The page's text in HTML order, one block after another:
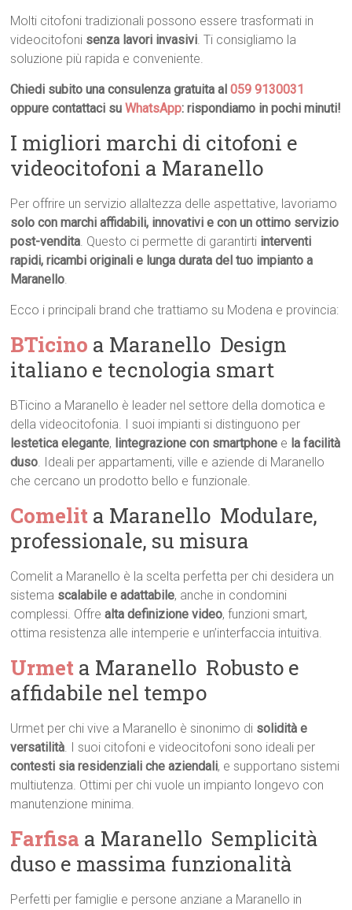
Molti citofoni tradizionali possono essere trasformati in
videocitofoni senza lavori invasivi. Ti consigliamo la
soluzione più rapida e conveniente.
Chiedi subito una consulenza gratuita al059 9130031
oppure contattaci suWhatsApp: rispondiamo in pochi minuti!
I migliori marchi di citofoni e
videocitofoni a Maranello
Per offrire un servizio allaltezza delle aspettative, lavoriamo
solo con marchi affidabili, innovativi e con un ottimo servizio
post-vendita. Questo ci permette di garantirti interventi
rapidi, ricambi originali e lunga durata del tuo impianto a
Maranello.
Ecco i principali brand che trattiamo su Modena e provincia:
BTicino a Maranello  Design
italiano e tecnologia smart
BTicino a Maranello è leader nel settore della domotica e
della videocitofonia. I suoi impianti si distinguono per
lestetica elegante, lintegrazione con smartphone e la facilità
duso. Ideali per appartamenti, ville e aziende di Maranello
che cercano un prodotto bello e funzionale.
Comelit a Maranello  Modulare,
professionale, su misura
Comelit a Maranello è la scelta perfetta per chi desidera un
sistema scalabile e adattabile, anche in condomini
complessi. Offrealta definizione video, funzioni smart,
ottima resistenza alle intemperie e un’interfaccia intuitiva.
Urmet a Maranello  Robusto e
affidabile nel tempo
Urmet per chi vive a Maranello è sinonimo di solidità e
versatilità. I suoi citofoni e videocitofoni sono ideali per
contesti sia residenziali che aziendali, e supportano sistemi
multiutenza. Ottimi per chi vuole un impianto longevo con
manutenzione minima.
Farfisa a Maranello  Semplicità
duso e massima funzionalità
Perfetti per famiglie e persone anziane a Maranello in